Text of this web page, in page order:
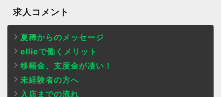
求人コメント
夏稀からのメッセージ
ellieで働くメリット
移籍金、支度金が凄い！
未経験者の方へ
入店までの流れ